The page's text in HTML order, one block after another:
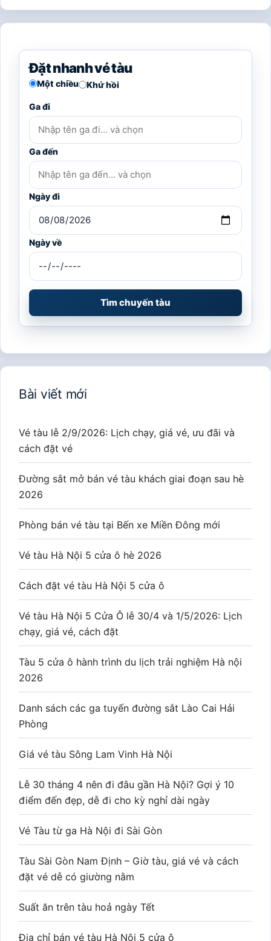
Đặt nhanh vé tàu
Một chiều Khứ hồi
Ga đi
Ga đến
Ngày đi
Ngày về
Tìm chuyến tàu
Bài viết mới
Vé tàu lễ 2/9/2026: Lịch chạy, giá vé, ưu đãi và
cách đặt vé
Đường sắt mở bán vé tàu khách giai đoạn sau hè
2026
Phòng bán vé tàu tại Bến xe Miền Đông mới
Vé tàu Hà Nội 5 cửa ô hè 2026
Cách đặt vé tàu Hà Nội 5 cửa ô
Vé tàu Hà Nội 5 Cửa Ô lễ 30/4 và 1/5/2026: Lịch
chạy, giá vé, cách đặt
Tàu 5 cửa ô hành trình du lịch trải nghiệm Hà nội
2026
Danh sách các ga tuyến đường sắt Lào Cai Hải
Phòng
Giá vé tàu Sông Lam Vinh Hà Nội
Lễ 30 tháng 4 nên đi đâu gần Hà Nội? Gợi ý 10
điểm đến đẹp, dễ đi cho kỳ nghỉ dài ngày
Vé Tàu từ ga Hà Nội đi Sài Gòn
Tàu Sài Gòn Nam Định – Giờ tàu, giá vé và cách
đặt vé dễ có giường nằm
Suất ăn trên tàu hoả ngày Tết
Địa chỉ bán vé tàu Hà Nội 5 cửa ô